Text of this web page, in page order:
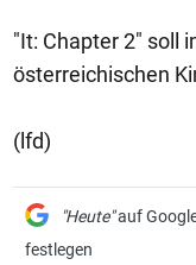
"It: Chapter 2" soll
österreichischen
(lfd)
"Heute"auf
festlegen